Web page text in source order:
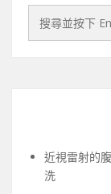
近視雷射的
洗